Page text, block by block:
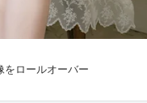
をロールオーバー